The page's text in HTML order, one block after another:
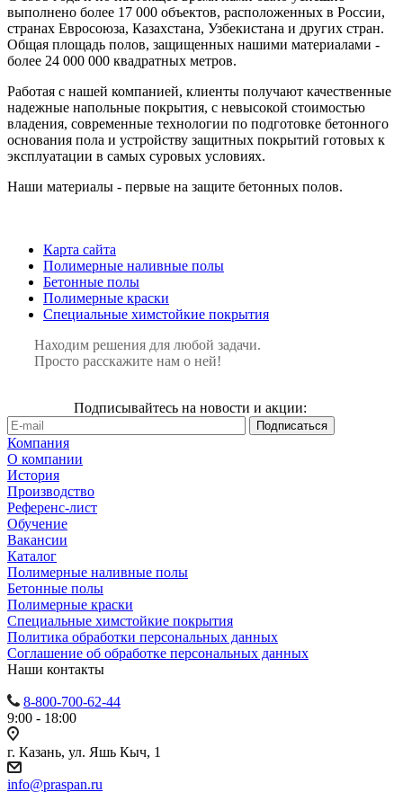
выполнено более 17 000 объектов, расположенных в России,
странах Евросоюза, Казахстана, Узбекистана и других стран.
Общая площадь полов, защищенных нашими материалами -
более 24 000 000 квадратных метров.
Работая с нашей компанией, клиенты получают качественные
надежные напольные покрытия, с невысокой стоимостью
владения, современные технологии по подготовке бетонного
основания пола и устройству защитных покрытий готовых к
эксплуатации в самых суровых условиях.
Наши материалы - первые на защите бетонных полов.
Карта сайта
Полимерные наливные полы
Бетонные полы
Полимерные краски
Специальные химстойкие покрытия
Находим решения для любой задачи.
Просто расскажите нам о ней!
Подписывайтесь на новости и акции:
Компания
О компании
История
Производство
Референс-лист
Обучение
Вакансии
Каталог
Полимерные наливные полы
Бетонные полы
Полимерные краски
Специальные химстойкие покрытия
Политика обработки персональных данных
Cоглашение об обработке персональных данных
Наши контакты
8-800-700-62-44
9:00 - 18:00
г. Казань, ул. Яшь Кыч, 1
info@praspan.ru